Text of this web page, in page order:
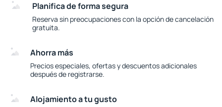
Planifica de forma segura
Reserva sin preocupaciones con la opción de cancelación
gratuita.
Ahorra más
Precios especiales, ofertas y descuentos adicionales
después de registrarse.
Alojamiento a tu gusto